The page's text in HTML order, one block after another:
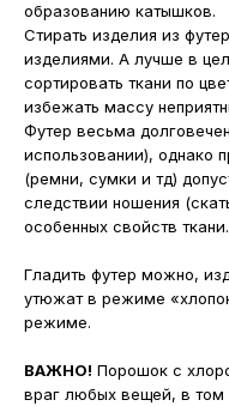
образованию катышков.
Стирать изделия из
изделиями. А лучше в
сортировать ткани по
избежать массу
Футер весьма
использовании), однако
(ремни, сумки и тд)
следствии ношения
особенных свойств ткани.
Гладить футер можно,
утюжат в режиме
режиме.
ВАЖНО! Порошок с
враг любых вещей, в том